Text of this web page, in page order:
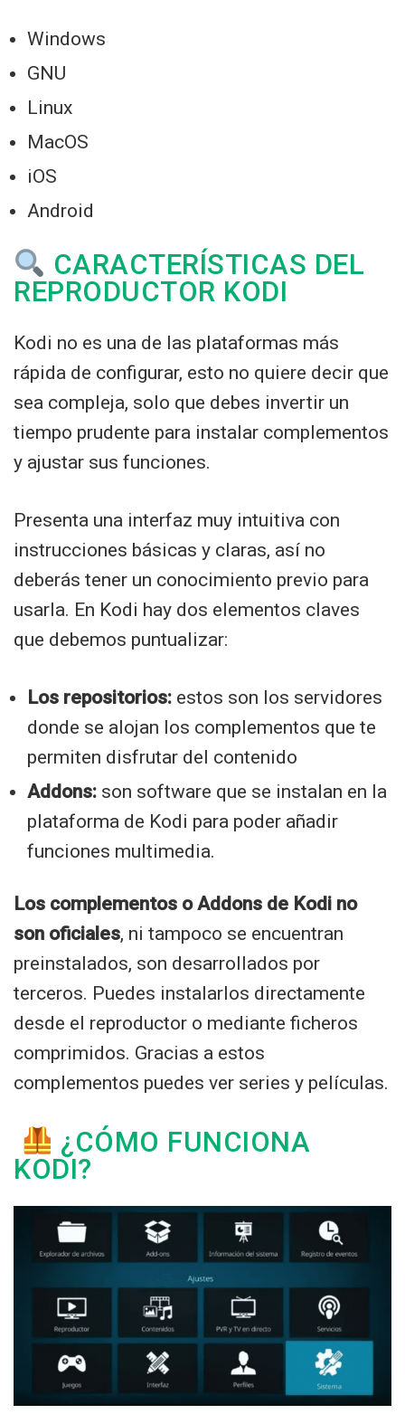
Windows
GNU
Linux
MacOS
iOS
Android
CARACTERÍSTICAS DEL
REPRODUCTOR KODI
Kodi no es una de las plataformas más
rápida de configurar, esto no quiere decir que
sea compleja, solo que debes invertir un
tiempo prudente para instalar complementos
y ajustar sus funciones.
Presenta una interfaz muy intuitiva con
instrucciones básicas y claras, así no
deberás tener un conocimiento previo para
usarla. En Kodi hay dos elementos claves
que debemos puntualizar:
Los repositorios: estos son los servidores
donde se alojan los complementos que te
permiten disfrutar del contenido
Addons: son software que se instalan en la
plataforma de Kodi para poder añadir
funciones multimedia.
Los complementos o Addons de Kodi no
son oficiales, ni tampoco se encuentran
preinstalados, son desarrollados por
terceros. Puedes instalarlos directamente
desde el reproductor o mediante ficheros
comprimidos. Gracias a estos
complementos puedes ver series y películas.
¿CÓMO FUNCIONA
KODI?